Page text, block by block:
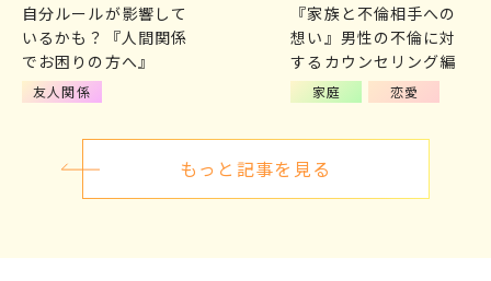
自分ルールが影響して
いるかも？『人間関係
でお困りの方へ』
友人関係
もっと記事を見る
『家族と不倫相手への
想い』男性の不倫に対
するカウンセリング編
家庭 恋愛